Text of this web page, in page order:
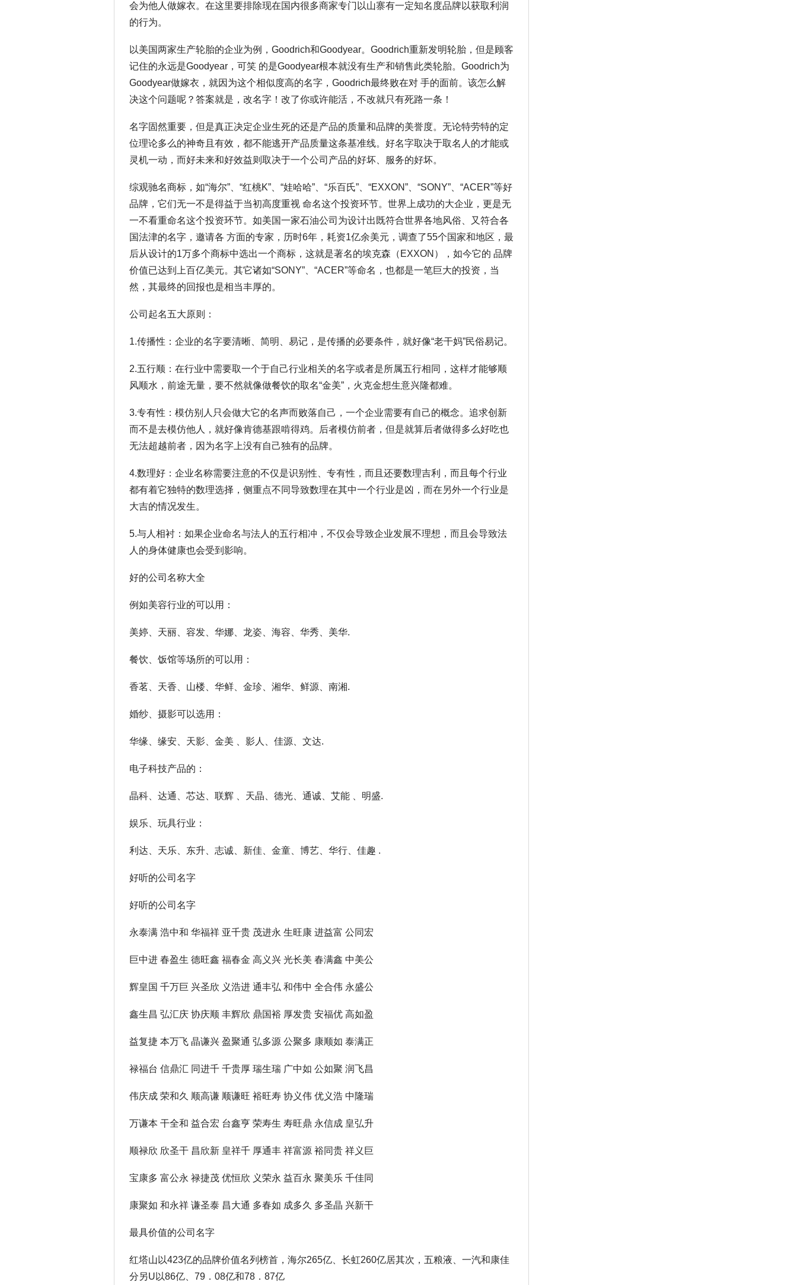
会为他人做嫁衣。在这里要排除现在国内很多商家专门以山寨有一定知名度品牌以获取利润
的行为。
以美国两家生产轮胎的企业为例，Goodrich和Goodyear。Goodrich重新发明轮胎，但是顾客
记住的永远是Goodyear，可笑 的是Goodyear根本就没有生产和销售此类轮胎。Goodrich为
Goodyear做嫁衣，就因为这个相似度高的名字，Goodrich最终败在对 手的面前。该怎么解
决这个问题呢？答案就是，改名字！改了你或许能活，不改就只有死路一条！
名字固然重要，但是真正决定企业生死的还是产品的质量和品牌的美誉度。无论特劳特的定
位理论多么的神奇且有效，都不能逃开产品质量这条基准线。好名字取决于取名人的才能或
灵机一动，而好未来和好效益则取决于一个公司产品的好坏、服务的好坏。
综观驰名商标，如“海尔”、“红桃K”、“娃哈哈”、“乐百氏”、“EXXON”、“SONY”、“ACER”等好
品牌，它们无一不是得益于当初高度重视 命名这个投资环节。世界上成功的大企业，更是无
一不看重命名这个投资环节。如美国一家石油公司为设计出既符合世界各地风俗、又符合各
国法津的名字，邀请各 方面的专家，历时6年，耗资1亿余美元，调查了55个国家和地区，最
后从设计的1万多个商标中选出一个商标，这就是著名的埃克森（EXXON），如今它的 品牌
价值已达到上百亿美元。其它诸如“SONY”、“ACER”等命名，也都是一笔巨大的投资，当
然，其最终的回报也是相当丰厚的。
公司起名五大原则：
1.传播性：企业的名字要清晰、简明、易记，是传播的必要条件，就好像“老干妈”民俗易记。
2.五行顺：在行业中需要取一个于自己行业相关的名字或者是所属五行相同，这样才能够顺
风顺水，前途无量，要不然就像做餐饮的取名“金美”，火克金想生意兴隆都难。
3.专有性：模仿别人只会做大它的名声而败落自己，一个企业需要有自己的概念。追求创新
而不是去模仿他人，就好像肯德基跟啃得鸡。后者模仿前者，但是就算后者做得多么好吃也
无法超越前者，因为名字上没有自己独有的品牌。
4.数理好：企业名称需要注意的不仅是识别性、专有性，而且还要数理吉利，而且每个行业
都有着它独特的数理选择，侧重点不同导致数理在其中一个行业是凶，而在另外一个行业是
大吉的情况发生。
5.与人相衬：如果企业命名与法人的五行相冲，不仅会导致企业发展不理想，而且会导致法
人的身体健康也会受到影响。
好的公司名称大全
例如美容行业的可以用：
美婷、天丽、容发、华娜、龙姿、海容、华秀、美华.
餐饮、饭馆等场所的可以用：
香茗、天香、山楼、华鲜、金珍、湘华、鲜源、南湘.
婚纱、摄影可以选用：
华缘、缘安、天影、金美 、影人、佳源、文达.
电子科技产品的：
晶科、达通、芯达、联辉 、天晶、德光、通诚、艾能 、明盛.
娱乐、玩具行业：
利达、天乐、东升、志诚、新佳、金童、博艺、华行、佳趣 .
好听的公司名字
好听的公司名字
永泰满 浩中和 华福祥 亚千贵 茂进永 生旺康 进益富 公同宏
巨中进 春盈生 德旺鑫 福春金 高义兴 光长美 春满鑫 中美公
辉皇国 千万巨 兴圣欣 义浩进 通丰弘 和伟中 全合伟 永盛公
鑫生昌 弘汇庆 协庆顺 丰辉欣 鼎国裕 厚发贵 安福优 高如盈
益复捷 本万飞 晶谦兴 盈聚通 弘多源 公聚多 康顺如 泰满正
禄福台 信鼎汇 同进千 千贵厚 瑞生瑞 广中如 公如聚 润飞昌
伟庆成 荣和久 顺高谦 顺谦旺 裕旺寿 协义伟 优义浩 中隆瑞
万谦本 干全和 益合宏 台鑫亨 荣寿生 寿旺鼎 永信成 皇弘升
顺禄欣 欣圣干 昌欣新 皇祥千 厚通丰 祥富源 裕同贵 祥义巨
宝康多 富公永 禄捷茂 优恒欣 义荣永 益百永 聚美乐 千佳同
康聚如 和永祥 谦圣泰 昌大通 多春如 成多久 多圣晶 兴新干
最具价值的公司名字
红塔山以423亿的品牌价值名列榜首，海尔265亿、长虹260亿居其次，五粮液、一汽和康佳
分另U以86亿、79．08亿和78．87亿